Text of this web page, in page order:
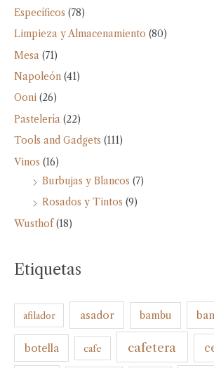
Específicos (78)
Limpieza y Almacenamiento (80)
Mesa (71)
Napoleón (41)
Ooni (26)
Pastelería (22)
Tools and Gadgets (111)
Vinos (16)
Burbujas y Blancos (7)
Rosados y Tintos (9)
Wusthof (18)
Etiquetas
afilador asador bambu
botella cafe cafetera